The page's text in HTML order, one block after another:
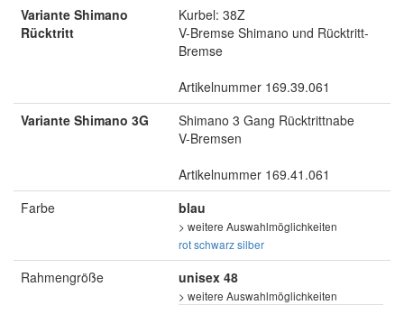
Variante Shimano
Rücktritt
Kurbel: 38Z
V-Bremse Shimano und Rücktritt-
Bremse
Artikelnummer 169.39.061
Variante Shimano 3G
Shimano 3 Gang Rücktrittnabe
V-Bremsen
Artikelnummer 169.41.061
Farbe
blau
> weitere Auswahlmöglichkeiten
rotschwarzsilber
Rahmengröße unisex 48
> weitere Auswahlmöglichkeiten